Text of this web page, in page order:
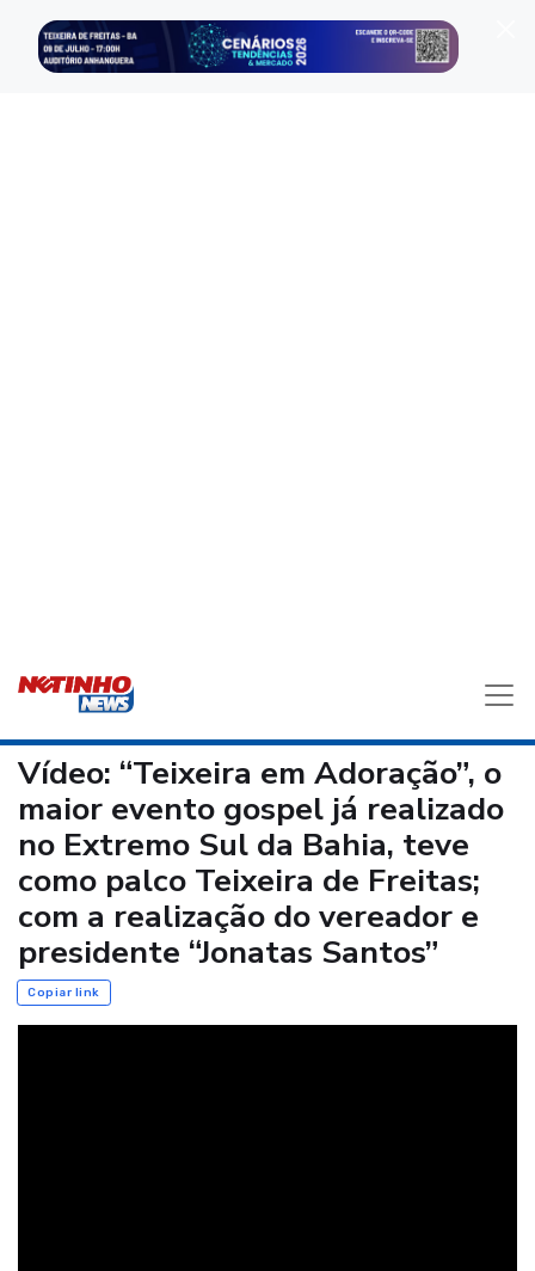
Vídeo: “Teixeira em Adoração”, o
maior evento gospel já realizado
no Extremo Sul da Bahia, teve
como palco Teixeira de Freitas;
com a realização do vereador e
presidente “Jonatas Santos”
Copiar link